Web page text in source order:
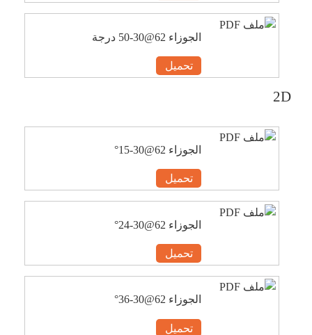
الجوزاء 62@30-50 درجة
تحميل
2D
الجوزاء 62@30-15°
تحميل
الجوزاء 62@30-24°
تحميل
الجوزاء 62@30-36°
تحميل